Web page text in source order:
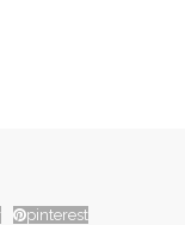
pinterest